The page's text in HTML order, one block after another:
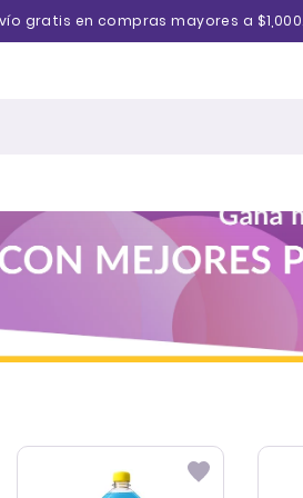
gratis en compras mayores a